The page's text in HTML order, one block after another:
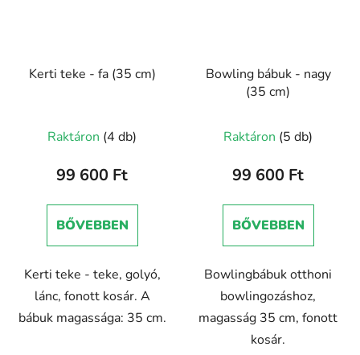
Kerti teke - fa (35 cm)
Raktáron (4 db)
99 600 Ft
BŐVEBBEN
Kerti teke - teke, golyó,
lánc, fonott kosár. A
bábuk magassága: 35 cm.
Bowling bábuk - nagy
(35 cm)
Raktáron (5 db)
99 600 Ft
BŐVEBBEN
Bowlingbábuk otthoni
bowlingozáshoz,
magasság 35 cm, fonott
kosár.